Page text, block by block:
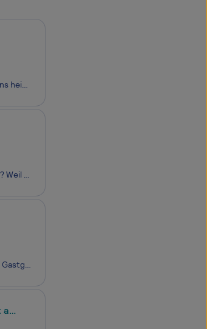
Komm zu den Gorgeous Smiling Hotels! Kreativ, zukunftsorientiert und voller Elan - Arbeiten bei uns heißt, jeden Tag mit Begeisterung anzugehen und Teil einer Erfolgsgeschichte zu sein. Bist du dabei? Werde Teil eines der innovativsten Hotelunternehmen Europas! 39+ aufregend, unterschiedliche Hotel
Sie schaffen Erlebnisse für unsere Gäste. Wir schaffen Erlebnisse für Sie. Als Arbeitgeber. Warum? Weil bei uns kein Tag wie der andere ist. Niemals gleich, aber immer aufregend. Bei uns haben Sie die Freiheit, so zu sein, wie Sie sind oder sein möchten. Denn Individualität zählt bei uns. Mit gleich
Wir sind ein junges Hospitality-Unternehmen, welches sich mit großer Liebe zur Hotellerie und als Gastgeber mit Herz präsentiert. Mit unserem neu gegründeten Unternehmen setzen wir anspruchsvolle Projekte in ganz Deutschland um. So betreiben wir bereits drei SAXX Apartments Häuser in Hagen und Leipz